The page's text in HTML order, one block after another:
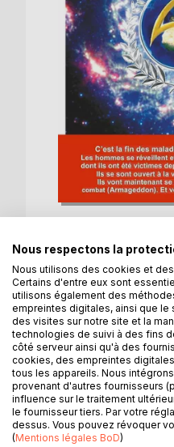
DESCRIPTION
Ce récit
et des
Maintenant
victime depuis
avoir envie de
millénaires
Nous respectons la
Nous utilisons des cookies et
Certains d'entre eux sont
utilisons également des
empreintes digitales, ainsi que le
des visites sur notre site et la
technologies de suivi à des fins
côté serveur ainsi qu'à des
cookies, des empreintes
tous les appareils. Nous
provenant d'autres fournisseurs
influence sur le traitement
le fournisseur tiers. Par votre
dessus. Vous pouvez révoquer
(Mentions légales BoD)